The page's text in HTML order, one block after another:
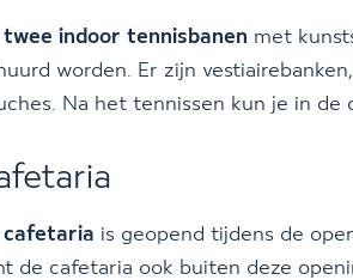
twee indoor tennisbanen met
worden. Er zijn
Na het tennissen kun je in de
cafetaria is geopend tijdens de
de cafetaria ook buiten deze